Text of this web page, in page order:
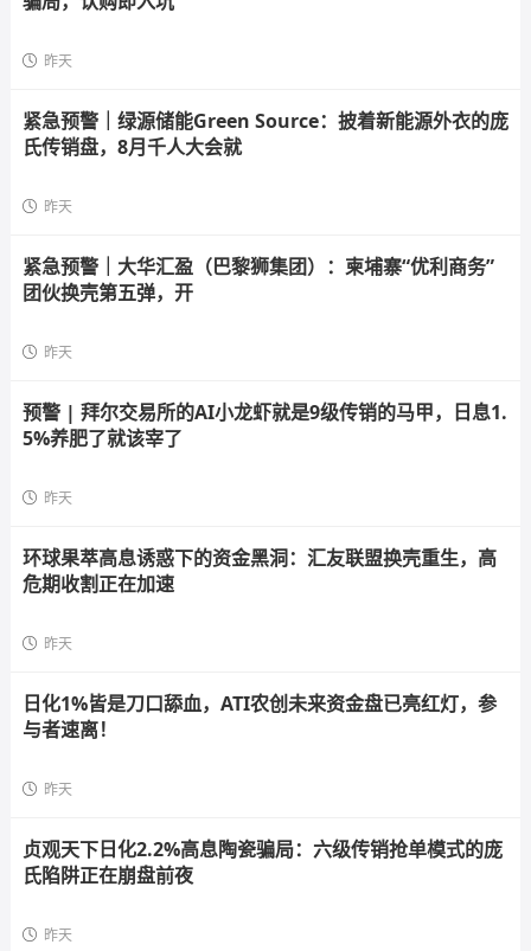
昨天
紧急预警｜绿源储能Green Source：披着新能源外衣的庞
氏传销盘，8月千人大会就
昨天
紧急预警｜大华汇盈（巴黎狮集团）：柬埔寨“优利商务”
团伙换壳第五弹，开
昨天
预警 | 拜尔交易所的AI小龙虾就是9级传销的马甲，日息1.
5%养肥了就该宰了
昨天
环球果萃高息诱惑下的资金黑洞：汇友联盟换壳重生，高
危期收割正在加速
昨天
日化1%皆是刀口舔血，ATI农创未来资金盘已亮红灯，参
与者速离！
昨天
贞观天下日化2.2%高息陶瓷骗局：六级传销抢单模式的庞
氏陷阱正在崩盘前夜
昨天